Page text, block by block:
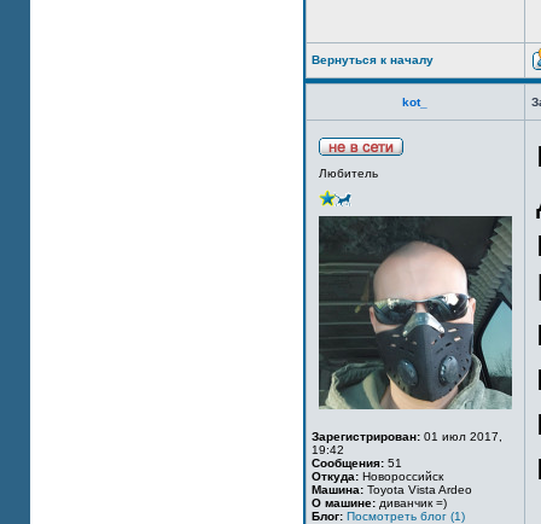
Вернуться к началу
kot_
Любитель
Зарегистрирован: 01 июл 2017,
19:42
Сообщения: 51
Откуда: Новороссийск
Машина: Toyota Vista Ardeo
О машине: диванчик =)
Блог: Посмотреть блог (1)